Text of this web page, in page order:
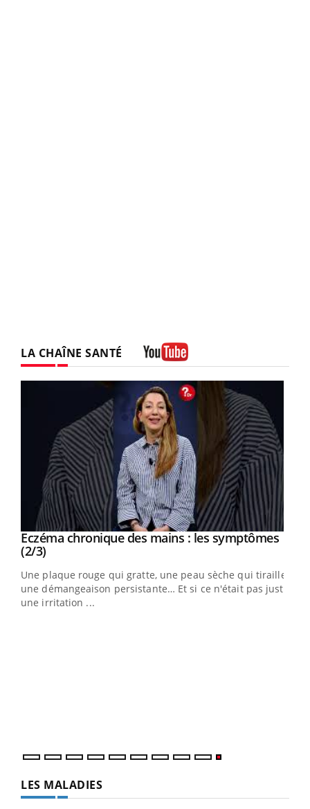
LA CHAÎNE SANTÉ
Youtube
Eczéma chronique des mains : les symptômes
(2/3)Youtube
Une plaque rouge qui gratte, une peau sèche qui tiraille,
une démangeaison persistante… Et si ce n'était pas juste
une irritation ...
LES MALADIES